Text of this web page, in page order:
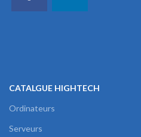
CATALGUE HIGHTECH
Ordinateurs
Serveurs